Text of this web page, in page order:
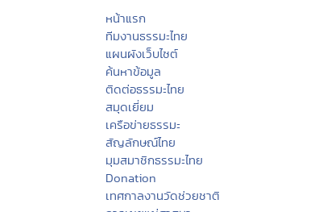
หน้าแรก
ทีมงานธรรมะไทย
แผนผังเว็บไซต์
ค้นหาข้อมูล
ติดต่อธรรมะไทย
สมุดเยี่ยม
เครือข่ายธรรมะ
สัญลักษณ์ไทย
มุมสมาชิกธรรมะไทย
Donation
เทศกาลงานวัดช่วยชาติ